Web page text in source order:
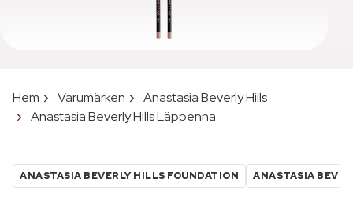
Hem Varumärken
Anastasia Beverly Hills
Anastasia Beverly Hills Läppenna
ANASTASIA BEVERLY HILLS FOUNDATION ANASTASIA